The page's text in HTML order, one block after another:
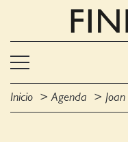
Inicio Agenda